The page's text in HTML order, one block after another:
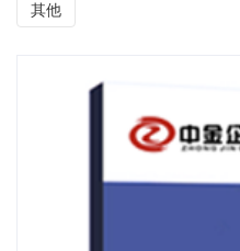
其他